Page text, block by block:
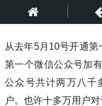
从去年5月10号开通第
第一个微信公众号加
公众号共计两万八千
户。也许十多万用户